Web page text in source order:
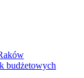
budżetowych